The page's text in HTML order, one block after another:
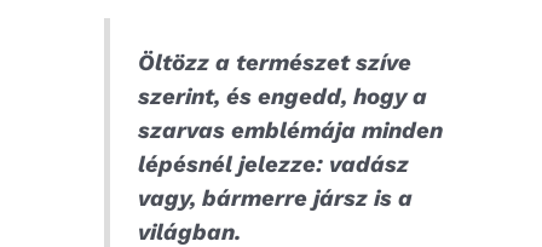
Öltözz a természet szíve
szerint, és engedd, hogy a
szarvas emblémája minden
lépésnél jelezze: vadász
vagy, bármerre jársz is a
világban.